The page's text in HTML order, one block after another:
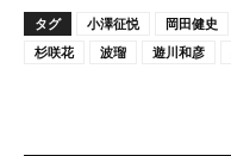
タグ 小澤征悦 岡田健史
杉咲花
波瑠 遊川和彦